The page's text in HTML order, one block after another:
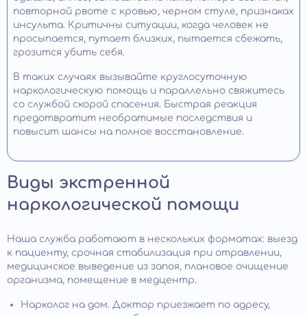
повторной рвоте с кровью, черном стуле, признаках
инсульта. Критичны ситуации, когда человек не
просыпается, путает близких, пытается сбежать,
грозится убить себя.
В таких случаях вызывайте круглосуточную
наркологическую помощь и параллельно свяжитесь
со службой скорой спасения. Быстрая реакция
предотвратит необратимые последствия и
повысит шансы на полное восстановление.
Виды экстренной
наркологической помощи
Наша служба работают в нескольких форматах: выезд
к пациенту, срочная стабилизация при отравлении,
медицинское выведение из запоя, плановое очищение
организма, помещение в медцентр.
Нарколог на дом. Доктор приезжает по адресу,